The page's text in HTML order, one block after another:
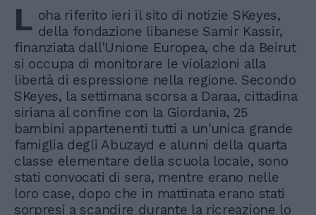
L oha riferito ieri il sito di notizie SKeyes,
della fondazione libanese Samir Kassir,
finanziata dall'Unione Europea, che da Beirut
si occupa di monitorare le violazioni alla
libertà di espressione nella regione. Secondo
SKeyes, la settimana scorsa a Daraa, cittadina
siriana al confine con la Giordania, 25
bambini appartenenti tutti a un'unica grande
famiglia degli Abuzayd e alunni della quarta
classe elementare della scuola locale, sono
stati convocati di sera, mentre erano nelle
loro case, dopo che in mattinata erano stati
sorpresi a scandire durante la ricreazione lo